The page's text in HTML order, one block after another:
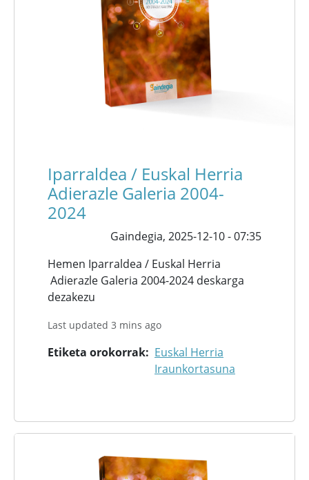
Iparraldea / Euskal Herria
Adierazle Galeria 2004-
2024
Gaindegia, 2025-12-10 - 07:35
Hemen Iparraldea / Euskal Herria
Adierazle Galeria 2004-2024 deskarga
dezakezu
Last updated 3 mins ago
Etiketa orokorrak
Euskal Herria
Iraunkortasuna